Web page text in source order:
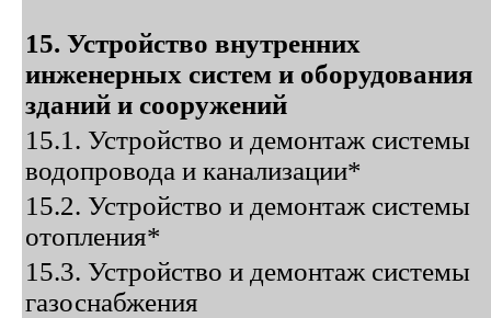
15. Устройство внутренних
инженерных систем и оборудования
зданий и сооружений
15.1. Устройство и демонтаж системы
водопровода и канализации*
15.2. Устройство и демонтаж системы
отопления*
15.3. Устройство и демонтаж системы
газоснабжения